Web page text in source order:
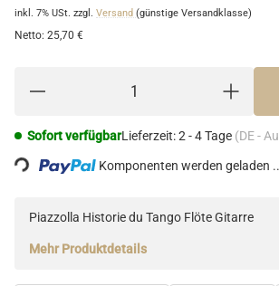
inkl. 7% USt. zzgl. Versand (günstige Versandklasse)
Netto: 25,70 €
Sofort verfügbarLieferzeit:2 - 4 Tage (DE -
Komponenten werden geladen
Piazzolla Historie du Tango Flöte Gitarre
Mehr Produktdetails